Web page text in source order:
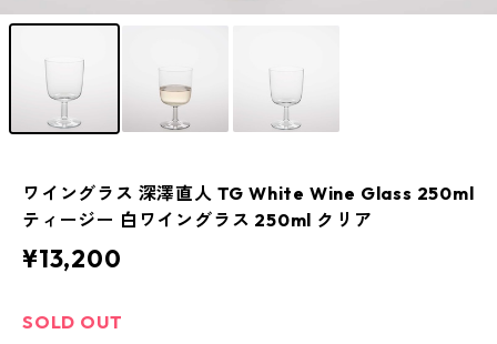
ワイングラス 深澤直人 TG White Wine Glass 250ml
ティージー 白ワイングラス 250ml クリア
¥13,200
SOLD OUT